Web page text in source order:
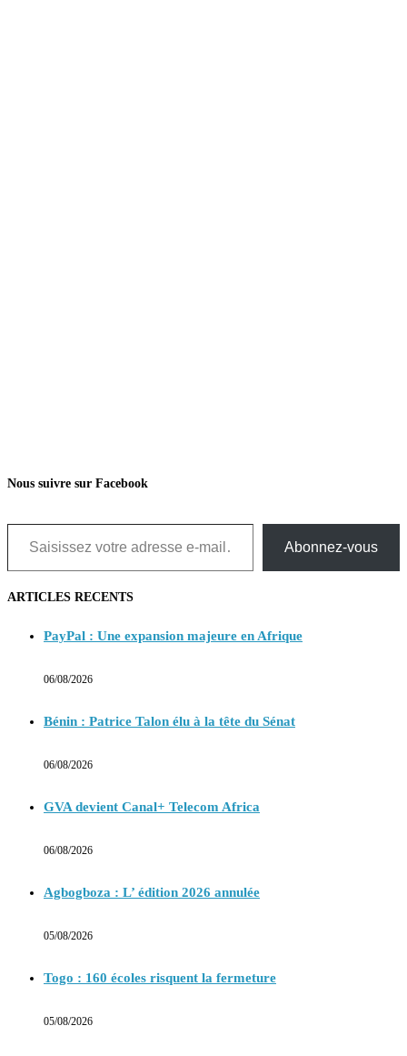
Nous suivre sur Facebook
Saisissez votre adresse e-mail…
Abonnez-vous
ARTICLES RECENTS
PayPal : Une expansion majeure en Afrique
06/08/2026
Bénin : Patrice Talon élu à la tête du Sénat
06/08/2026
GVA devient Canal+ Telecom Africa
06/08/2026
Agbogboza : L’ édition 2026 annulée
05/08/2026
Togo : 160 écoles risquent la fermeture
05/08/2026